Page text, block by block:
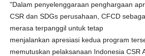
"Dalam penyelenggaraan penghargaan
CSR dan SDGs perusahaan, CFCD
merasa terpanggil untuk tetap
menjalankan apresiasi kedua program
memutuskan pelaksanaan Indonesia CSR